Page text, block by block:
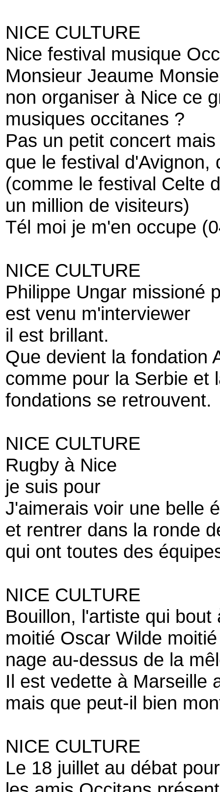
NICE CULTURE
Nice festival musique
Monsieur Jeaume
non organiser à Nice ce
musiques occitanes ?
Pas un petit concert
que le festival d'Avignon,
(comme le festival Celte
un million de visiteurs)
Tél moi je m'en occupe
NICE CULTURE
Philippe Ungar missioné
est venu m'interviewer
il est brillant.
Que devient la fondation
comme pour la Serbie et
fondations se retrouvent.
NICE CULTURE
Rugby à Nice
je suis pour
J'aimerais voir une belle
et rentrer dans la ronde
qui ont toutes des
NICE CULTURE
Bouillon, l'artiste qui bout
moitié Oscar Wilde
nage au-dessus de la
Il est vedette à Marseille
mais que peut-il bien
NICE CULTURE
Le 18 juillet au débat